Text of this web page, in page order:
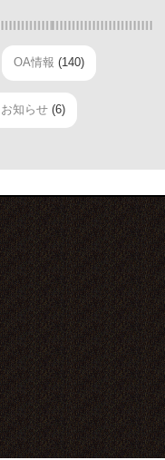
OA情報 (140)
お知らせ (6)